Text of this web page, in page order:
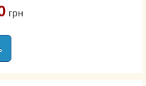
LX
грн